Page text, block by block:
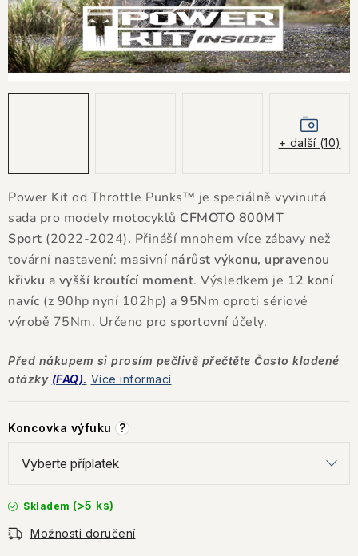
JAK NAKUPOVAT
Jak nakupovat
Podmínky ochrany osobních údajů
Power Kit od Throttle Punks™ je speciálně vyvinutá
sada pro modely motocyklů CFMOTO 800MT
Sport (2022-2024). Přináší mnohem více zábavy než
tovární nastavení: masivní nárůst výkonu, upravenou
křivku a vyšší kroutící moment. Výsledkem je 12 koní
navíc (z 90hp nyní 102hp) a 95Nm oproti sériové
výrobě 75Nm. Určeno pro sportovní účely.
Před nákupem si prosím pečlivě přečtěte Často kladené
otázky (FAQ). Více informací
Koncovka výfuku ?
Skladem (>5 ks)
Možnosti doručení
+ další (10)